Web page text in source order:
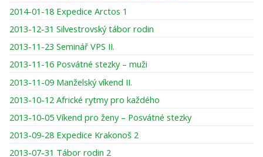
2014-01-18 Expedice Arctos 1
2013-12-31 Silvestrovský tábor rodin
2013-11-23 Seminář VPS II.
2013-11-16 Posvátné stezky – muži
2013-11-09 Manželský víkend II.
2013-10-12 Africké rytmy pro každého
2013-10-05 Víkend pro ženy – Posvátné stezky
2013-09-28 Expedice Krakonoš 2
2013-07-31 Tábor rodin 2